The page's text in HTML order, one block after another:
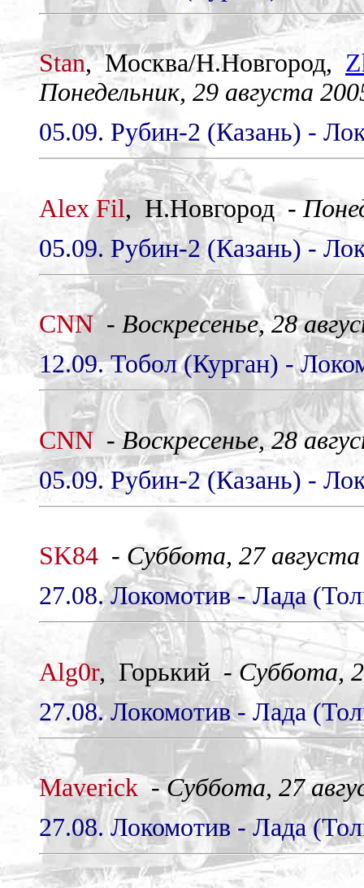
Stan, Mocква/Н.Новгород,
Понедельник, 29 августа
05.09. Рубин-2 (Казань) -
Alex Fil, Н.Новгород -
05.09. Рубин-2 (Казань) -
CNN- Воскресенье, 28
12.09. Тобол (Курган) -
CNN-Воскресенье, 28
05.09. Рубин-2 (Казань) -
SK84 - Суббота, 27
27.08. Локомотив - Лада
Alg0r, Горький - Суббота,
27.08. Локомотив - Лада
Maverick -Суббота, 27
27.08. Локомотив - Лада